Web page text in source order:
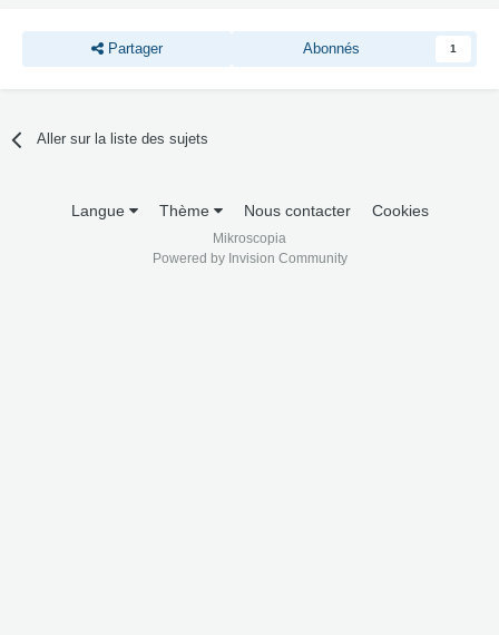
Partager Abonnés 1
Aller sur la liste des sujets
Langue Thème Nous contacter Cookies
Mikroscopia
Powered by Invision Community